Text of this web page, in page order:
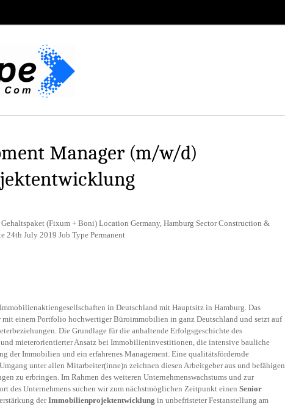
Manager (m/w/d)
(Fixum + Boni) Location Germany, Hamburg Sector Construction &
24th July 2019 Job Type Permanent
in Deutschland mit Hauptsitz in Hamburg. Das
mit einem Portfolio hochwertiger Büroimmobilien in ganz Deutschland und setzt auf
Die Grundlage für die anhaltende Erfolgsgeschichte des
mieterorientierter Ansatz bei Immobilieninvestitionen, die intensive bauliche
der Immobilien und ein erfahrenes Management. Eine qualitätsfördernde
unter allen Mitarbeiter(inne)n zeichnen diesen Arbeitgeber aus und befähigen
zu erbringen. Im Rahmen des weiteren Unternehmenswachstums und zur
des Unternehmens suchen wir zum nächstmöglichen Zeitpunkt einen Senior
derImmobilienprojektentwicklung in unbefristeter Festanstellung am